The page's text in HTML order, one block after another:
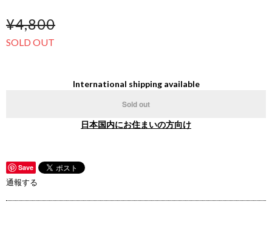
¥4,800
SOLD OUT
International shipping available
Sold out
日本国内にお住まいの方向け
Save
通報する